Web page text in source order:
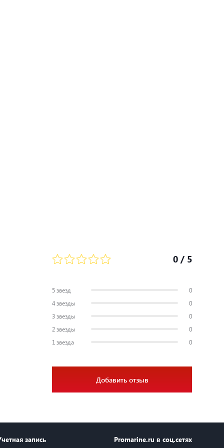
0 / 5
5 звезд
0
4 звезды
0
3 звезды
0
2 звезды
0
1 звезда
0
Добавить отзыв
запись Promarine.ru в соц.сетях